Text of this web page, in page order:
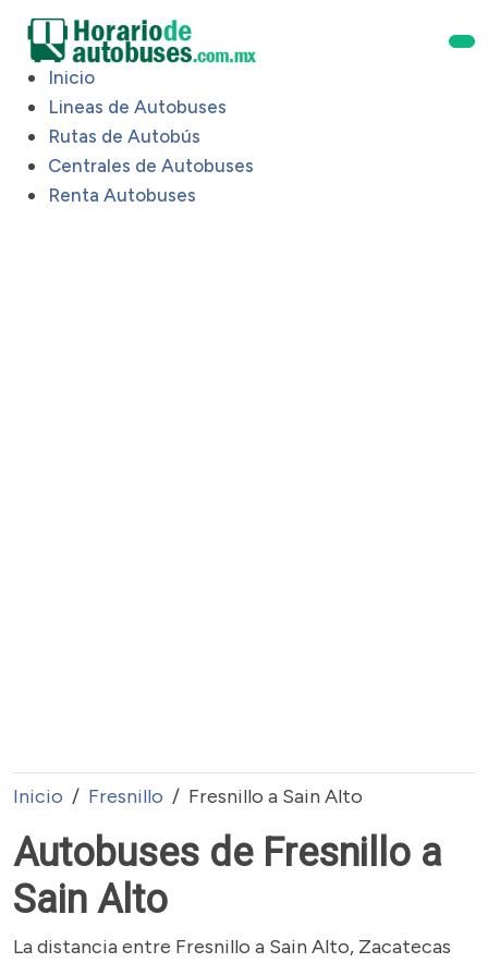
Inicio
Lineas de Autobuses
Rutas de Autobús
Centrales de Autobuses
Renta Autobuses
Inicio Fresnillo Fresnillo a Sain Alto
Autobuses de Fresnillo a
Sain Alto
La distancia entre Fresnillo a Sain Alto, Zacatecas